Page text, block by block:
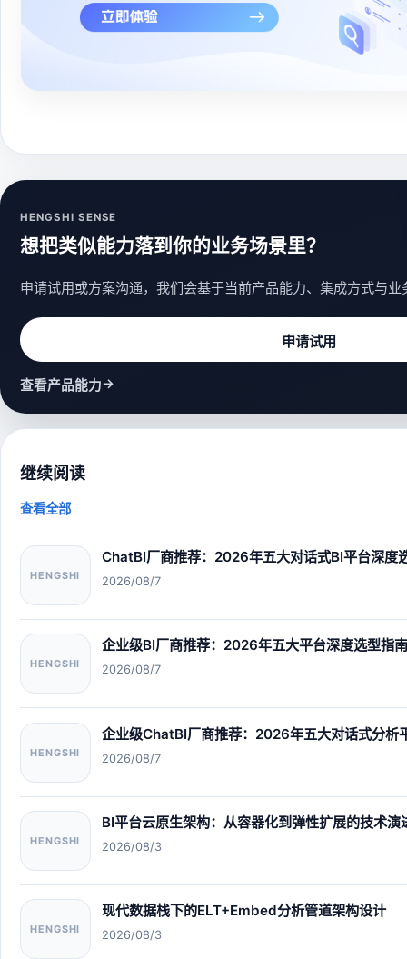
HENGSHI SENSE
想把类似能力落到你的业务场景里？
申请试用或方案沟通，我们会基于当前产品能力、集成方式与
申请试用
查看产品能力→
继续阅读
查看全部
HENGSHI
ChatBI厂商推荐：2026年五大对话式BI平台深度
2026/08/7
HENGSHI
企业级BI厂商推荐：2026年五大平台深度选型指
2026/08/7
HENGSHI
企业级ChatBI厂商推荐：2026年五大对话式分析
2026/08/7
HENGSHI
BI平台云原生架构：从容器化到弹性扩展的技术演
2026/08/3
HENGSHI
现代数据栈下的ELT+Embed分析管道架构设计
2026/08/3